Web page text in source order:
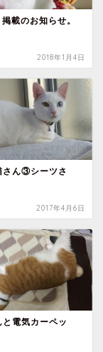
載のお知らせ。
2018年1月4日
さん③シーツさ
2017年4月6日
と電気カーペッ